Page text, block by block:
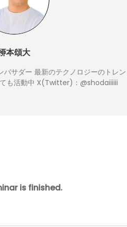
本頌大
サダー 最新のテクノロジーのトレ
も活動中 X(Twitter)：@shodaiiiiii
is finished.